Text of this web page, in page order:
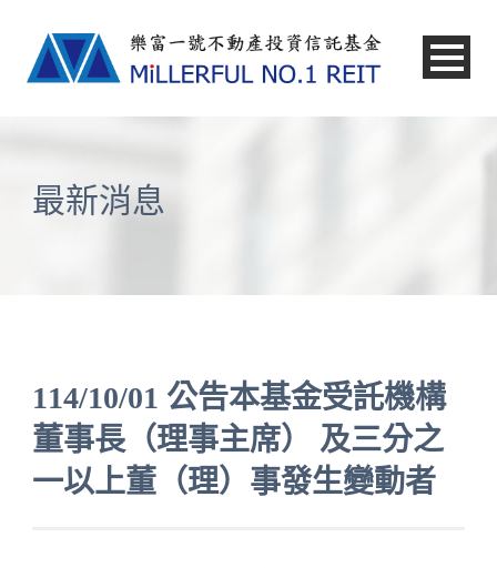
最新消息
114/10/01 公告本基金受託機構
董事長（理事主席） 及三分之
一以上董（理）事發生變動者